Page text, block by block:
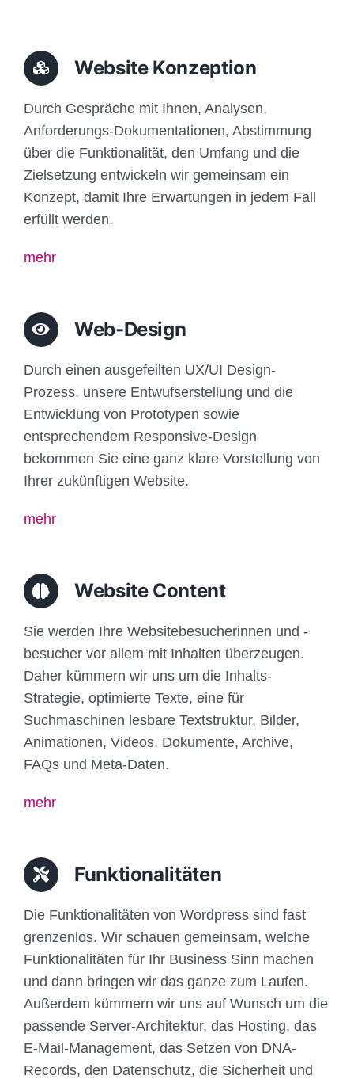
Website Konzeption
Durch Gespräche mit Ihnen, Analysen,
Anforderungs-Dokumentationen, Abstimmung
über die Funktionalität, den Umfang und die
Zielsetzung entwickeln wir gemeinsam ein
Konzept, damit Ihre Erwartungen in jedem Fall
erfüllt werden.
mehr
Web-Design
Durch einen ausgefeilten UX/UI Design-
Prozess, unsere Entwufserstellung und die
Entwicklung von Prototypen sowie
entsprechendem Responsive-Design
bekommen Sie eine ganz klare Vorstellung von
Ihrer zukünftigen Website.
mehr
Website Content
Sie werden Ihre Websitebesucherinnen und -
besucher vor allem mit Inhalten überzeugen.
Daher kümmern wir uns um die Inhalts-
Strategie, optimierte Texte, eine für
Suchmaschinen lesbare Textstruktur, Bilder,
Animationen, Videos, Dokumente, Archive,
FAQs und Meta-Daten.
mehr
Funktionalitäten
Die Funktionalitäten von Wordpress sind fast
grenzenlos. Wir schauen gemeinsam, welche
Funktionalitäten für Ihr Business Sinn machen
und dann bringen wir das ganze zum Laufen.
Außerdem kümmern wir uns auf Wunsch um die
passende Server-Architektur, das Hosting, das
E-Mail-Management, das Setzen von DNA-
Records, den Datenschutz, die Sicherheit und